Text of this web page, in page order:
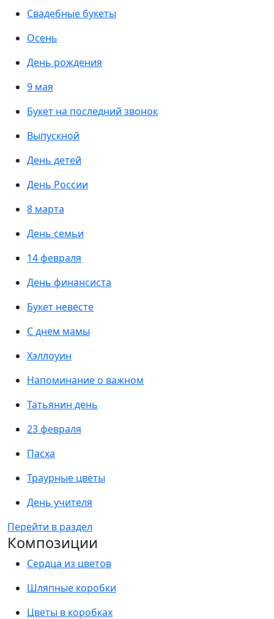
Свадебные букеты
Осень
День рождения
9 мая
Букет на последний звонок
Выпускной
День детей
День России
8 марта
День семьи
14 февраля
День финансиста
Букет невесте
С днем мамы
Хэллоуин
Напоминание о важном
Татьянин день
23 февраля
Пасха
Траурные цветы
День учителя
Перейти в раздел
Композиции
Сердца из цветов
Шляпные коробки
Цветы в коробках